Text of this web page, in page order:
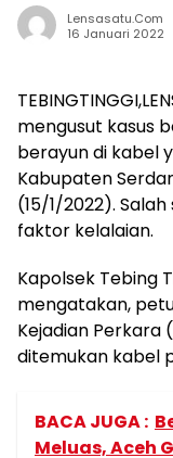
Lensasatu.com
16 Januari 2022
mengusut kasus
berayun di kabel
Kabupaten
(15/1/2022).
faktor kelalaian.
Kapolsek Tebing
mengatakan,
Kejadian Perkara
ditemukan kabel
BACA JUGA :
Meluas, Aceh